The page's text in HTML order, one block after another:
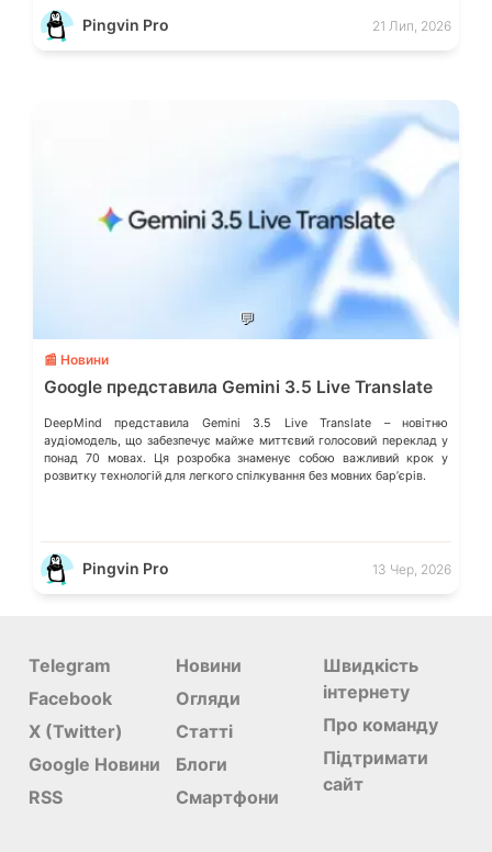
смартфоном (Phone Link) від Microsoft, що перетворює ваш ПК на
своєрідний «міст» до функцій смартфона.
Pingvin Pro 21 Лип, 2026
💬
📰 Новини
Google представила Gemini 3.5 Live Translate
DeepMind представила Gemini 3.5 Live Translate – новітню
аудіомодель, що забезпечує майже миттєвий голосовий переклад у
понад 70 мовах. Ця розробка знаменує собою важливий крок у
розвитку технологій для легкого спілкування без мовних барʼєрів.
Pingvin Pro 13 Чер, 2026
Telegram
Facebook
X (Twitter)
Google Новини
RSS
Новини
Огляди
Статті
Блоги
Смартфони
Швидкість
інтернету
Про команду
Підтримати
сайт